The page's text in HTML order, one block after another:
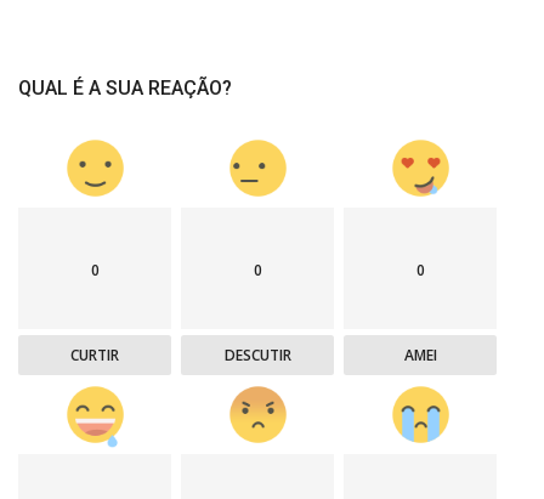
QUAL É A SUA REAÇÃO?
0
CURTIR
0
DESCUTIR
0
AMEI